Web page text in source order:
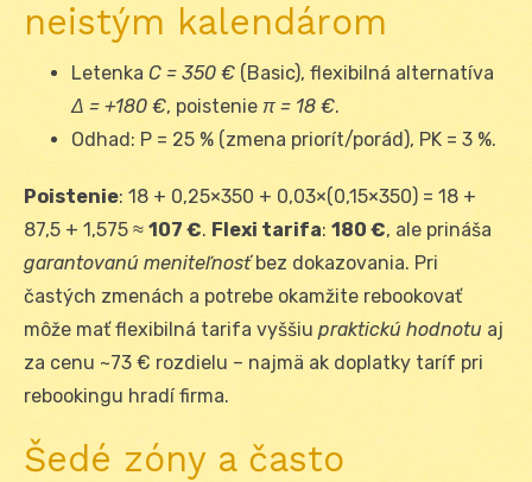
neistým kalendárom
Letenka C = 350 € (Basic), flexibilná alternatíva
Δ = +180 €, poistenie π = 18 €.
Odhad: P = 25 % (zmena priorít/porád), PK = 3 %.
Poistenie: 18 + 0,25×350 + 0,03×(0,15×350) = 18 +
87,5 + 1,575 ≈ 107 €. Flexi tarifa: 180 €, ale prináša
garantovanú meniteľnosťbez dokazovania. Pri
častých zmenách a potrebe okamžite rebookovať
môže mať flexibilná tarifa vyššiu praktickú hodnotu aj
za cenu ~73 € rozdielu – najmä ak doplatky taríf pri
rebookingu hradí firma.
Šedé zóny a často